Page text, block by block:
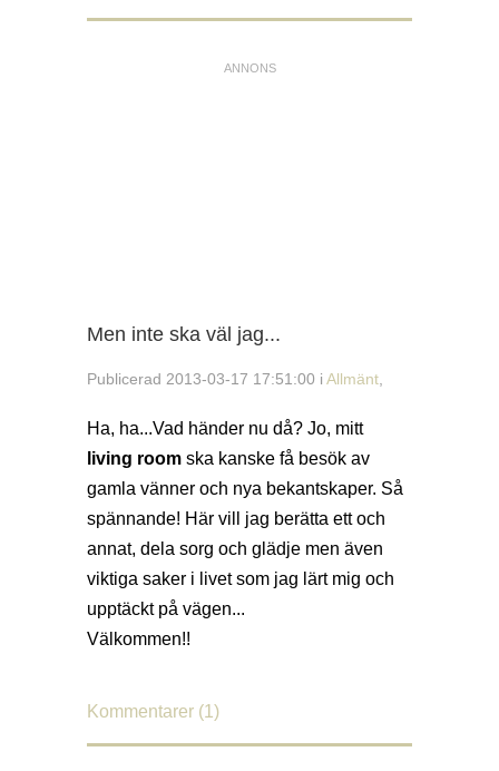
Men inte ska väl jag...
Publicerad 2013-03-17 17:51:00 i Allmänt
Ha, ha...Vad händer nu då? Jo, mitt
living room ska kanske få besök av
gamla vänner och nya bekantskaper. Så
spännande! Här vill jag berätta ett och
annat, dela sorg och glädje men även
viktiga saker i livet som jag lärt mig och
upptäckt på vägen...
Välkommen!!
Kommentarer (1)